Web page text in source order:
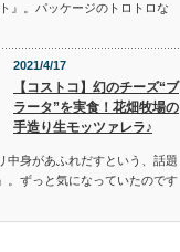
』。パッケージのトロトロな
2021/4/17
【コストコ】幻のチーズ“ブ
ラータ”を実食！花畑牧場の
手造り生モッツァレラ♪
中身があふれだすという、話題
。ずっと気になっていたのです